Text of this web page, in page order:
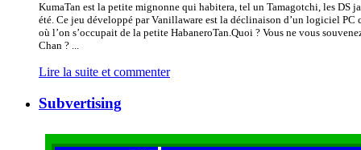
KumaTan est la petite mignonne qui habitera, tel un Tamagotchi, les DS
été. Ce jeu développé par Vanillaware est la déclinaison d’un logiciel PC
où l’on s’occupait de la petite HabaneroTan.Quoi ? Vous ne vous
Chan ? ...
Lire la suite et commenter
Subvertising